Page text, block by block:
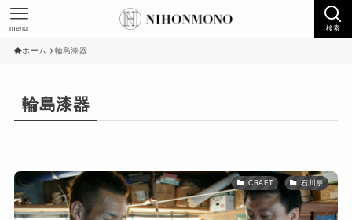
検索
menu
ホーム 輪島漆器
輪島漆器
CRAFT 石川県